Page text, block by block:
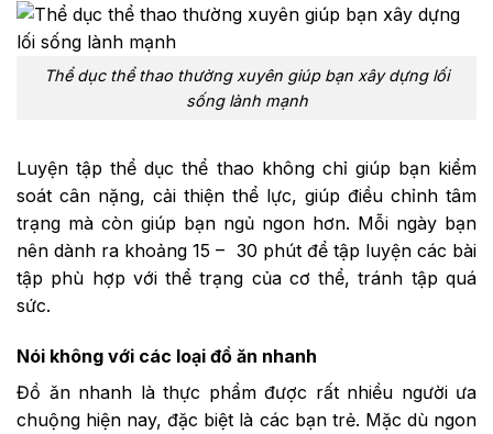
Thể dục thể thao thường xuyên giúp bạn xây dựng lối
sống lành mạnh
Luyện tập thể dục thể thao không chỉ giúp bạn kiểm
soát cân nặng, cải thiện thể lực, giúp điều chỉnh tâm
trạng mà còn giúp bạn ngủ ngon hơn. Mỗi ngày bạn
nên dành ra khoảng 15 – 30 phút để tập luyện các bài
tập phù hợp với thể trạng của cơ thể, tránh tập quá
sức.
Nói không với các loại đồ ăn nhanh
Đồ ăn nhanh là thực phẩm được rất nhiều người ưa
chuộng hiện nay, đặc biệt là các bạn trẻ. Mặc dù ngon